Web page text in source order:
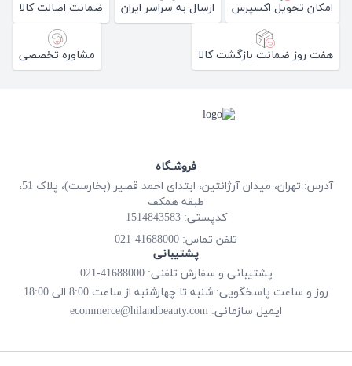
امکان تحویل اکسپرس ارسال به سراسر ایران ضمانت اصالت کالا
هفت روز ضمانت بازگشت کالا مشاوره تخصصی
فروشـگاه
آدرس: تهران، میدان آرژانتین، ابتدای احمد قصیر (بخارست)، پلاک 51،
طبقه همکف
کدپستی: 1514843583
تلفن تماس: 41688000-021
پشتیبانی
پشتیبانی و سفارش تلفنی: 41688000-021
روز و ساعت پاسخگویی: شنبه تا چهارشنبه از ساعت 8:00 الی 18:00
ایمیل سازمانی: ecommerce@hilandbeauty.com